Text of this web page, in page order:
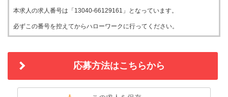
本求人の求人番号は「13040-66129161」となっています。
必ずこの番号を控えてからハローワークに行ってください。
応募方法はこちらから